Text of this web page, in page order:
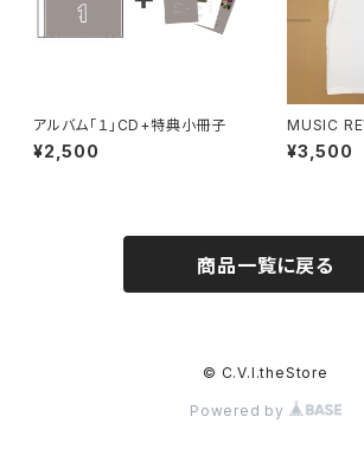
アルバム「１」CD+特典小冊子
¥2,500
MUSIC
ツ
¥3,500
商品一覧に戻る
© C.V.I.theStore
Powered by